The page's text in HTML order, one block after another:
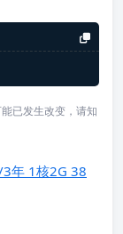
已发生改变，请知
年 1核2G 38